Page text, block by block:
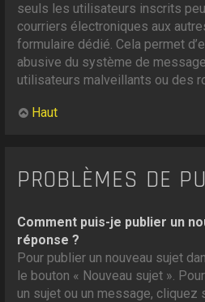
seuls les utilisateurs inscrits
courriers électroniques aux
formulaire dédié. Cela permet
abusive du système de
utilisateurs malveillants ou des
Haut
PROBLÈMES DE
Comment puis-je publier un
réponse ?
Pour publier un nouveau sujet
le bouton « Nouveau sujet ».
un sujet ou un message, cliquez